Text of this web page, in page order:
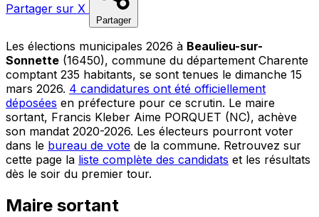
Partager sur X
Partager
Les élections municipales 2026 à Beaulieu-sur-
Sonnette (16450), commune du département Charente
comptant 235 habitants, se sont tenues le dimanche 15
mars 2026. 4 candidatures ont été officiellement
déposées en préfecture pour ce scrutin. Le maire
sortant, Francis Kleber Aime PORQUET (NC), achève
son mandat 2020-2026. Les électeurs pourront voter
dans le bureau de vote de la commune. Retrouvez sur
cette page la liste complète des candidats et les résultats
dès le soir du premier tour.
Maire sortant